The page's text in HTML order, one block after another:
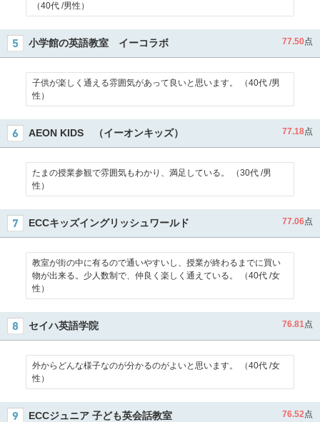
（40代 /男性）
小学館の英語教室 イーコラボ 77.50点
子供が楽しく通える雰囲気があって良いと思います。 （40代 /男
性）
AEON KIDS （イーオンキッズ） 77.18点
たまの授業参観で雰囲気もわかり、満足している。 （30代 /男
性）
ECCキッズイングリッシュワールド 77.06点
教室が街の中に有るので通いやすいし、授業が終わるまでに買い
物が出来る。少人数制で、仲良く楽しく通えている。 （40代 /女
性）
セイハ英語学院 76.81点
外からどんな様子なのが分かるのがよいと思います。 （40代 /女
性）
ECCジュニア 子ども英会話教室 76.52点